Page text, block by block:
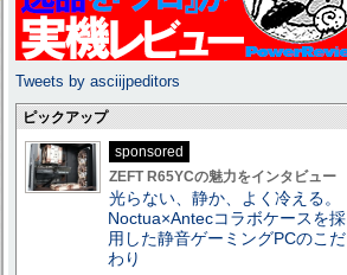
Tweets by asciijpeditors
ピックアップ
sponsored
ZEFT R65YCの魅力をインタビュー
光らない、静か、よく冷える。
Noctua×Antecコラボケースを採
用した静音ゲーミングPCのこだ
わり